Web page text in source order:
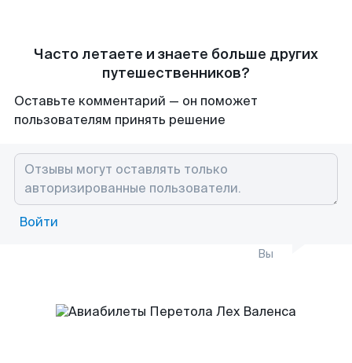
Часто летаете и знаете больше других
путешественников?
Оставьте комментарий — он поможет
пользователям принять решение
Войти
Вы